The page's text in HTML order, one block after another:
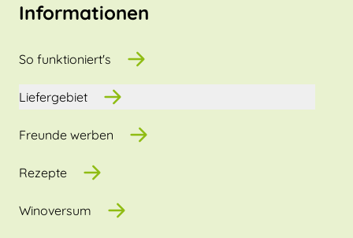
Informationen
So funktioniert's
Liefergebiet
Freunde werben
Rezepte
Winoversum